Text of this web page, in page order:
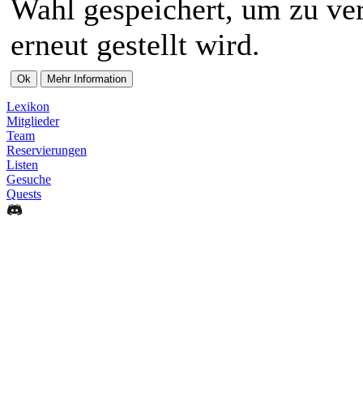
Wahl gespeichert, um zu
erneut gestellt wird.
Lexikon
Mitglieder
Team
Reservierungen
Listen
Gesuche
Quests